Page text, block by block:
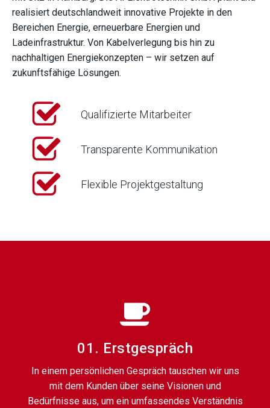
realisiert deutschlandweit innovative Projekte in den
Bereichen Energie, erneuerbare Energien und
Ladeinfrastruktur. Von Kabelverlegung bis hin zu
nachhaltigen Energiekonzepten – wir setzen auf
zukunftsfähige Lösungen.
Qualifizierte Mitarbeiter
Transparente Kommunikation
Flexible Projektgestaltung
01. Erstgespräch
In einem persönlichen Gespräch tauschen wir uns
mit dem Kunden über seine Visionen und
Bedürfnisse aus, um ein umfassendes Verständnis